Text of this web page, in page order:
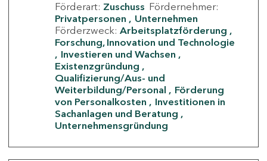
Förderart: Zuschuss Fördernehmer:
Privatpersonen
Unternehmen
Förderzweck: Arbeitsplatzförderung
Forschung, Innovation und Technologie
Investieren und Wachsen
Existenzgründung
Qualifizierung/Aus- und
Weiterbildung/Personal
Förderung
von Personalkosten
Investitionen in
Sachanlagen und Beratung
Unternehmensgründung